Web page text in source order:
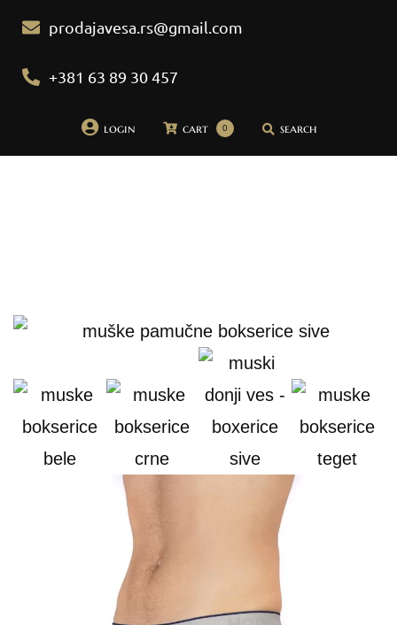
prodajavesa.rs@gmail.com
+381 63 89 30 457
login 0
cart search
Bebi dol pidžame